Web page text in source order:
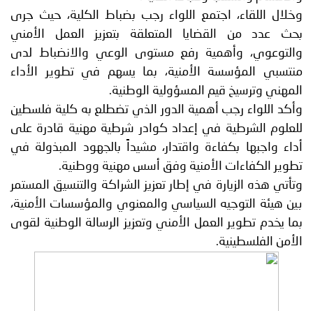
وخلال اللقاء، اجتمع اللواء رجب بضباط الكلية، حيث جرى
بحث عدد من القضايا المتعلقة بتعزيز العمل الأمني
والتوعوي، وأهمية رفع مستوى الوعي والانضباط لدى
منتسبي المؤسسة الأمنية، بما يسهم في تطوير الأداء
المهني وترسيخ قيم المسؤولية الوطنية.
وأكد اللواء رجب أهمية الدور الذي تضطلع به كلية فلسطين
للعلوم الشرطية في إعداد كوادر شرطية مهنية قادرة على
أداء واجبها بكفاءة واقتدار، مشيداً بالجهود المبذولة في
تطوير الكفاءات الأمنية وفق أسس مهنية ووطنية.
وتأتي هذه الزيارة في إطار تعزيز الشراكة والتنسيق المستمر
بين هيئة التوجيه السياسي والمعنوي والمؤسسات الأمنية،
بما يخدم تطوير العمل الأمني وتعزيز الرسالة الوطنية لقوى
الأمن الفلسطينية.